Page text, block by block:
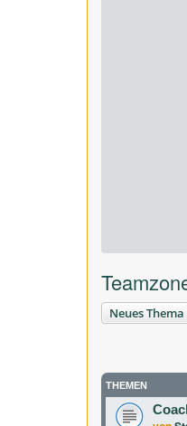
Neues Thema
THEMEN